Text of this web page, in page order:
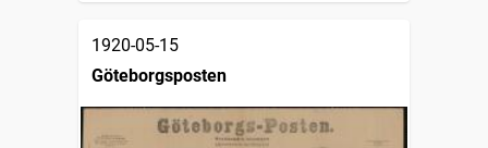
1920-05-15
Göteborgsposten